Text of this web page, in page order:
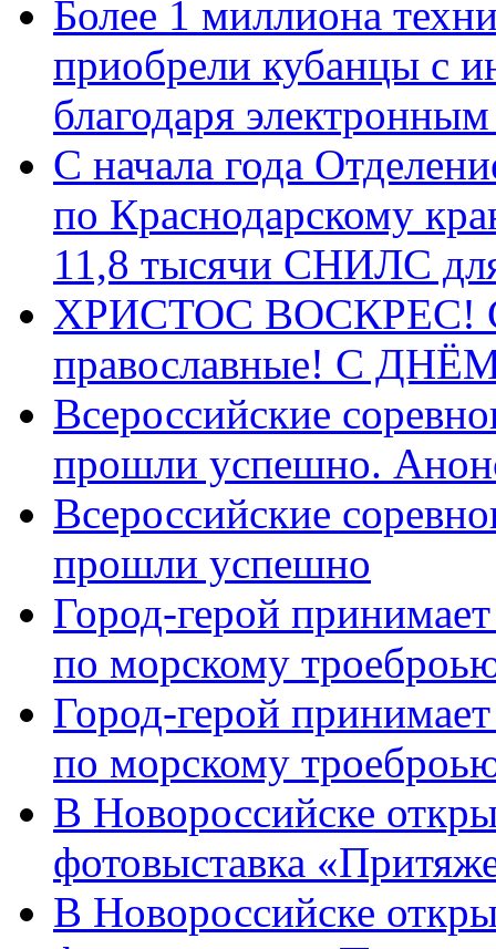
Более 1 миллиона
приобрели кубанцы с
благодаря
С начала года
по Краснодарскому
11,8 тысячи СНИЛС
ХРИСТОС ВОСКРЕС! С
православные! C
Всероссийские
прошли успешно.
Всероссийские
прошли успешно
Город-герой
по морскому
Город-герой
по морскому
В Новороссийске
фотовыставка
В Новороссийске